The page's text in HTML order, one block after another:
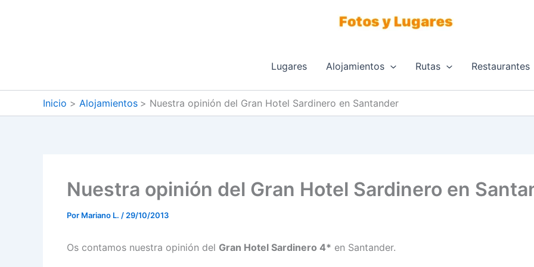
Lugares Alojamientos Rutas Restaurantes
Inicio Alojamientos Nuestra opinión del Gran Hotel Sardinero en Santander
Nuestra opinión del Gran Hotel Sardinero en
Por Mariano L. /29/10/2013
Os contamos nuestra opinión del Gran Hotel Sardinero 4* en Santander.